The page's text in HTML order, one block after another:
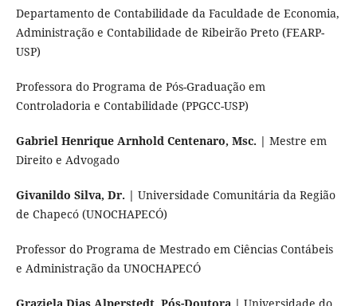
Departamento de Contabilidade da Faculdade de Economia,
Administração e Contabilidade de Ribeirão Preto (FEARP-
USP)
Professora do Programa de Pós-Graduação em
Controladoria e Contabilidade (PPGCC-USP)
Gabriel Henrique Arnhold Centenaro, Msc. | Mestre em
Direito e Advogado
Givanildo Silva, Dr. | Universidade Comunitária da Região
de Chapecó (UNOCHAPECÓ)
Professor do Programa de Mestrado em Ciências Contábeis
e Administração da UNOCHAPECÓ